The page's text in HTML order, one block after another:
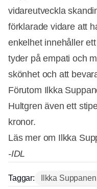
vidareutveckla
förklarade vidare att
enkelhet innehåller
tyder på empati och
skönhet och att
Förutom Ilkka
Hultgren även ett
kronor.
Läs mer om Ilkka
-IDL
Taggar: Ilkka Suppanen